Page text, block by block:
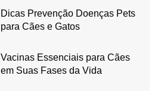
Dicas Prevenção Doenças Pets
para Cães e Gatos
Vacinas Essenciais para Cães
em Suas Fases da Vida